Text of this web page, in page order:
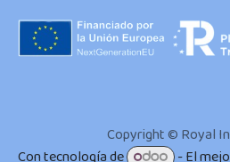
Copyright © Royal
Con tecnología de
- El